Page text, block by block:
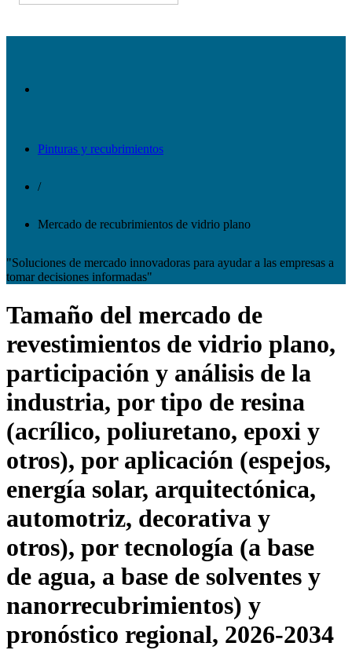
Pinturas y recubrimientos
/
Mercado de recubrimientos de vidrio plano
"Soluciones de mercado innovadoras para ayudar a las empresas a
tomar decisiones informadas"
Tamaño del mercado de
revestimientos de vidrio plano,
participación y análisis de la
industria, por tipo de resina
(acrílico, poliuretano, epoxi y
otros), por aplicación (espejos,
energía solar, arquitectónica,
automotriz, decorativa y
otros), por tecnología (a base
de agua, a base de solventes y
nanorrecubrimientos) y
pronóstico regional, 2026-2034